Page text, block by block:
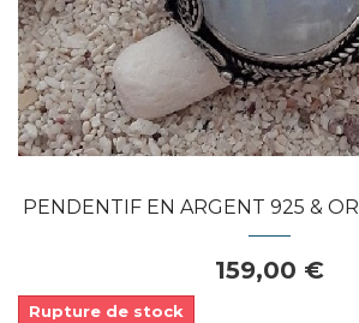
PENDENTIF EN ARGENT 925 &
159,00 €
Rupture de stock